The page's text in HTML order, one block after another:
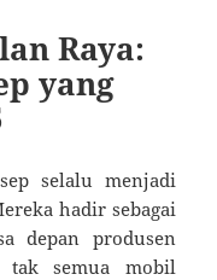
Raya:
yang
selalu menjadi
hadir sebagai
depan produsen
semua mobil